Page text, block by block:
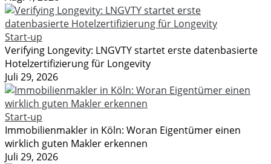
Start-up
Verifying Longevity: LNGVTY startet erste datenbasierte
Hotelzertifizierung für Longevity
Juli 29, 2026
Start-up
Immobilienmakler in Köln: Woran Eigentümer einen
wirklich guten Makler erkennen
Juli 29, 2026